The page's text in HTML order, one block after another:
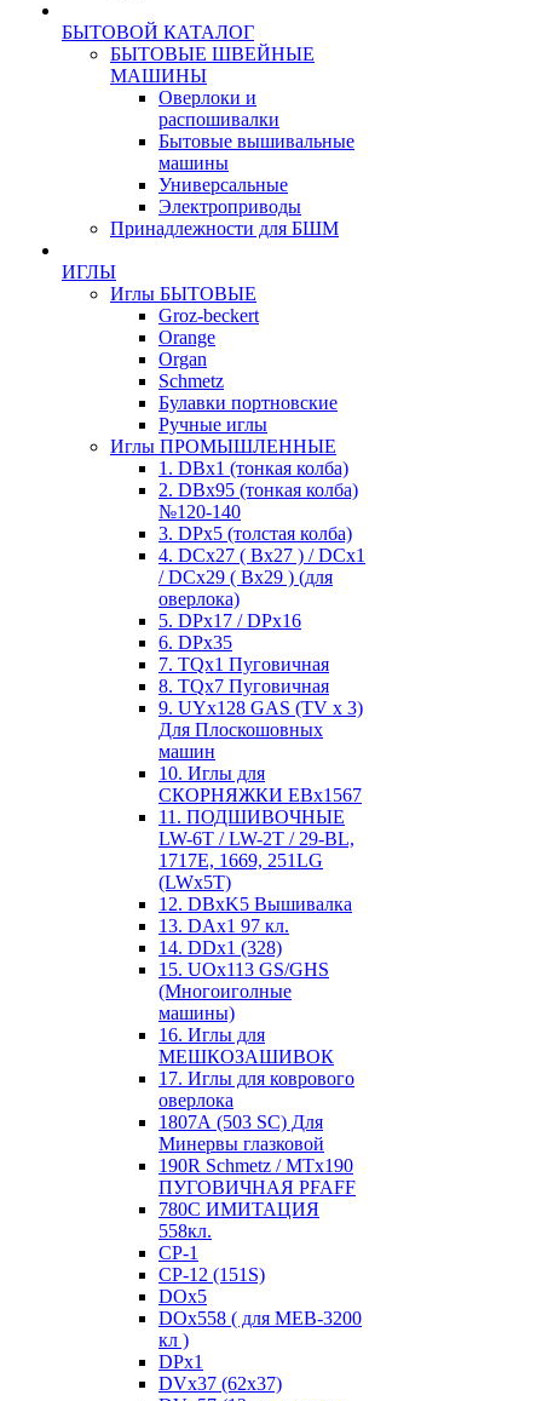
БЫТОВОЙ КАТАЛОГ
БЫТОВЫЕ ШВЕЙНЫЕ
МАШИНЫ
Оверлоки и
распошивалки
Бытовые вышивальные
машины
Универсальные
Электроприводы
Принадлежности для БШМ
ИГЛЫ
Иглы БЫТОВЫЕ
Groz-beckert
Orange
Organ
Schmetz
Булавки портновские
Ручные иглы
Иглы ПРОМЫШЛЕННЫЕ
1. DBx1 (тонкая колба)
2. DBx95 (тонкая колба)
№120-140
3. DPx5 (толстая колба)
4. DCx27 ( Bx27 ) / DCx1
/ DCx29 ( Bx29 ) (для
оверлока)
5. DPx17 / DPx16
6. DPx35
7. TQx1 Пуговичная
8. TQx7 Пуговичная
9. UYx128 GAS (TV x 3)
Для Плоскошовных
машин
10. Иглы для
СКОРНЯЖКИ EBx1567
11. ПОДШИВОЧНЫЕ
LW-6T / LW-2T / 29-BL,
1717E, 1669, 251LG
(LWx5T)
12. DBxK5 Вышивалка
13. DAx1 97 кл.
14. DDx1 (328)
15. UOx113 GS/GHS
(Многоиголные
машины)
16. Иглы для
МЕШКОЗАШИВОК
17. Иглы для коврового
оверлока
1807А (503 SC) Для
Минервы глазковой
190R Schmetz / MTx190
ПУГОВИЧНАЯ PFAFF
780С ИМИТАЦИЯ
558кл.
CP-1
CP-12 (151S)
DOx5
DOx558 ( для MEB-3200
кл )
DPx1
DVx37 (62x37)